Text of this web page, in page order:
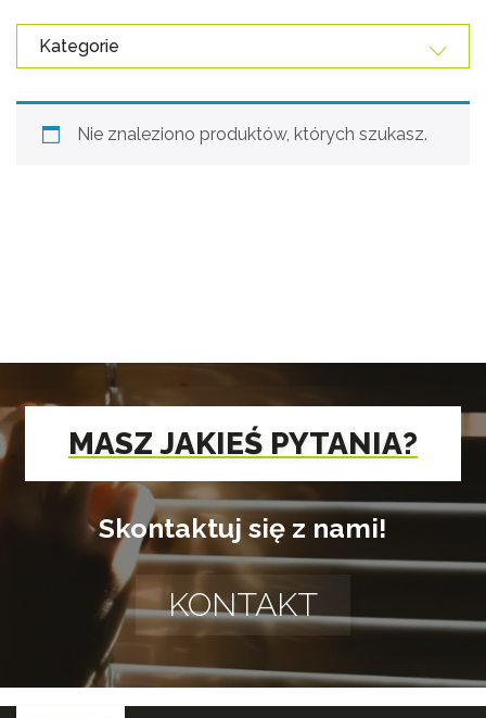
Kategorie
Nie znaleziono produktów, których szukasz.
MASZ JAKIEŚ PYTANIA?
Skontaktuj się z nami!
KONTAKT